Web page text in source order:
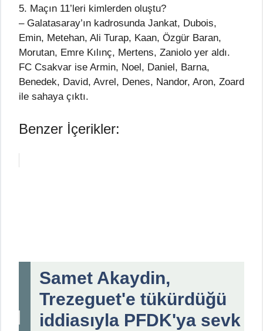
5. Maçın 11’leri kimlerden oluştu?
– Galatasaray’ın kadrosunda Jankat, Dubois,
Emin, Metehan, Ali Turap, Kaan, Özgür Baran,
Morutan, Emre Kılınç, Mertens, Zaniolo yer aldı.
FC Csakvar ise Armin, Noel, Daniel, Barna,
Benedek, David, Avrel, Denes, Nandor, Aron, Zoard
ile sahaya çıktı.
Benzer İçerikler:
Samet Akaydin,
Trezeguet'e tükürdüğü
iddiasıyla PFDK'ya sevk